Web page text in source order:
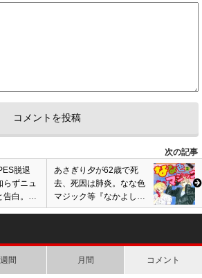
次の記事
脱退
らずニュ
告白。事
? 画像あ
あさぎり夕が62歳で死
去、死因は肺炎。なな色
マジック等『なかよし』
の少女漫画家・小説家が
週間 月間 コメント